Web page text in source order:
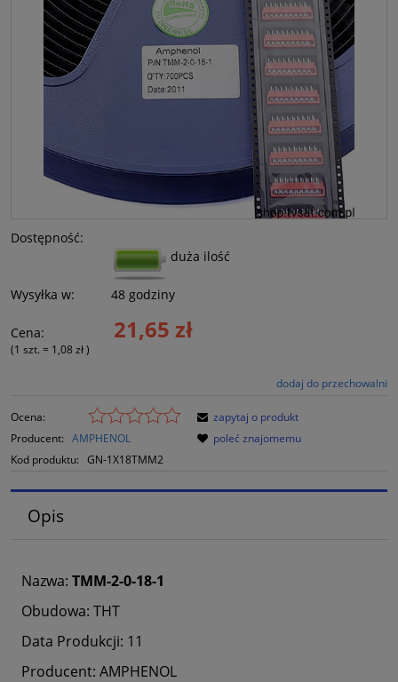
Dostępność:
duża ilość
Wysyłka w: 48 godziny
Cena: 21,65 zł
(1 szt. = 1,08 zł)
dodaj do przechowalni
Ocena:
Producent: AMPHENOL
Kod produktu: GN-1X18TMM2
zapytaj o produkt
poleć znajomemu
Opis
Nazwa: TMM-2-0-18-1
Obudowa: THT
Data Produkcji: 11
Producent: AMPHENOL